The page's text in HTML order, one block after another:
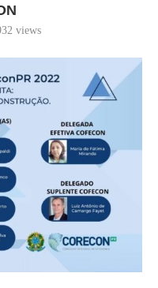
views